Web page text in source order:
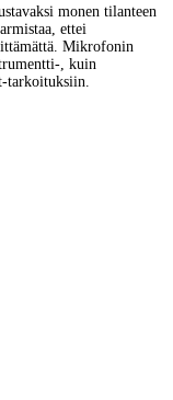
monen tilanteen
ettei
Mikrofonin
, kuin
tarkoituksiin.